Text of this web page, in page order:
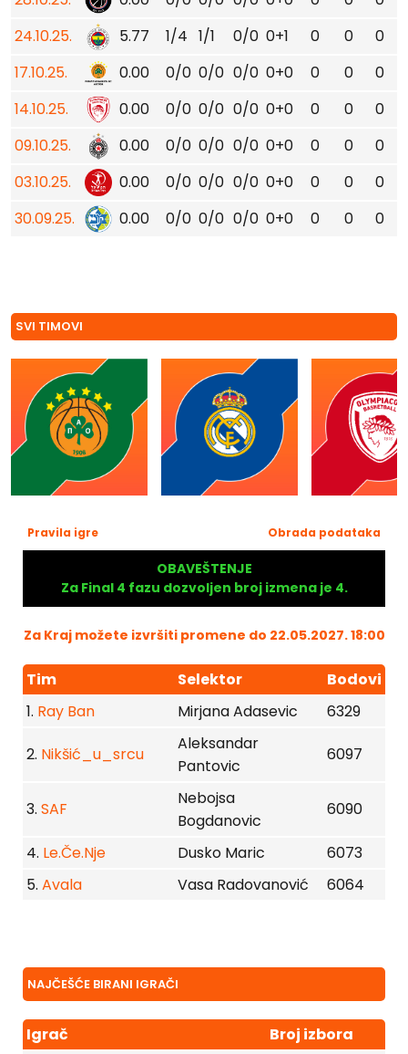
24.10.25.
5.77 1/4 1/1 0/0 0+1 0 0
0
17.10.25.
0.00 0/0 0/0 0/0 0+0 0 0
0
14.10.25.
0.00 0/0 0/0 0/0 0+0 0 0
0
09.10.25.
0.00 0/0 0/0 0/0 0+0 0 0
0
03.10.25.
0.00 0/0 0/0 0/0 0+0 0 0
0
30.09.25.
0.00 0/0 0/0 0/0 0+0 0 0 0
SVI TIMOVI
Pravila igre Obrada podataka
OBAVEŠTENJE
Za Final 4 fazu dozvoljen broj izmena je 4.
Za Kraj možete izvršiti promene do 22.05.2027. 18:00
Tim Selektor
Bodovi
1. Ray Ban Mirjana Adasevic 6329
2. Nikšić_u_srcu
Aleksandar
Pantovic
6097
3. SAF
Nebojsa
Bogdanovic
6090
4. Le.Če.Nje Dusko Maric
6073
5. Avala Vasa Radovanović 6064
NAJČEŠĆE BIRANI IGRAČI
Igrač
Broj izbora